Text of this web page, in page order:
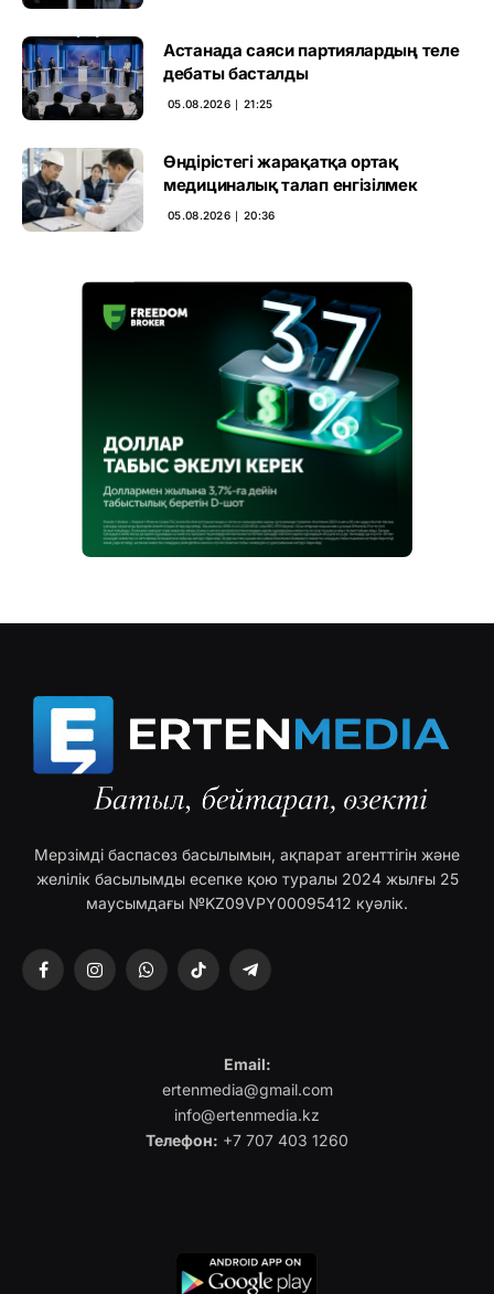
Астанада саяси партиялардың теле
дебаты басталды
05.08.2026 ∣ 21:25
Өндірістегі жарақатқа ортақ
медициналық талап енгізілмек
05.08.2026 ∣ 20:36
Мерзімді баспасөз басылымын, ақпарат агенттігін және
желілік басылымды есепке қою туралы 2024 жылғы 25
маусымдағы №KZ09VPY00095412 куәлік.
FacebookInstagramWhatsAppTikTok Telegram
Email:
ertenmedia@gmail.com
info@ertenmedia.kz
Телефон: +7 707 403 1260